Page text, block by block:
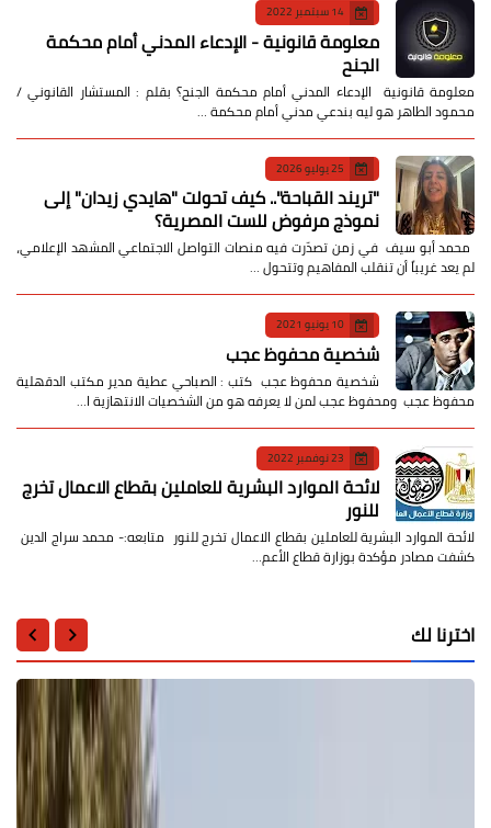
14 سبتمبر 2022
معلومة قانونية - الإدعاء المدني أمام محكمة
الجنح
معلومة قانونية الإدعاء المدني أمام محكمة الجنح؟ بقلم : المستشار القانوني /
محمود الطاهر هو ليه بندعي مدني أمام محكمة …
25 يوليو 2026
​"تريند القباحة".. كيف تحولت "هايدي زيدان" إلى
نموذج مرفوض للست المصرية؟
​ محمد أبو سيف ​في زمن تصدّرت فيه منصات التواصل الاجتماعي المشهد الإعلامي،
لم يعد غريباً أن تنقلب المفاهيم وتتحول …
10 يونيو 2021
شخصية محفوظ عجب
شخصية محفوظ عجب كتب : الصباحي عطية مدير مكتب الدقهلية
محفوظ عجب ومحفوظ عجب لمن لا يعرفه هو من الشخصيات الانتهازية ا…
23 نوفمبر 2022
لائحة الموارد البشرية للعاملين بقطاع الاعمال تخرج
للنور
لائحة الموارد البشرية للعاملين بقطاع الاعمال تخرج للنور متابعه:- محمد سراج الدين
كشفت مصادر مؤكدة بوزارة قطاع الأعم…
اخترنا لك